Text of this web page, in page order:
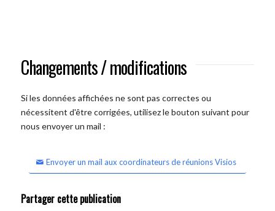
Changements / modifications
Si les données affichées ne sont pas correctes ou
nécessitent d'être corrigées, utilisez le bouton suivant pour
nous envoyer un mail :
Envoyer un mail aux coordinateurs de réunions Visios
Partager cette publication